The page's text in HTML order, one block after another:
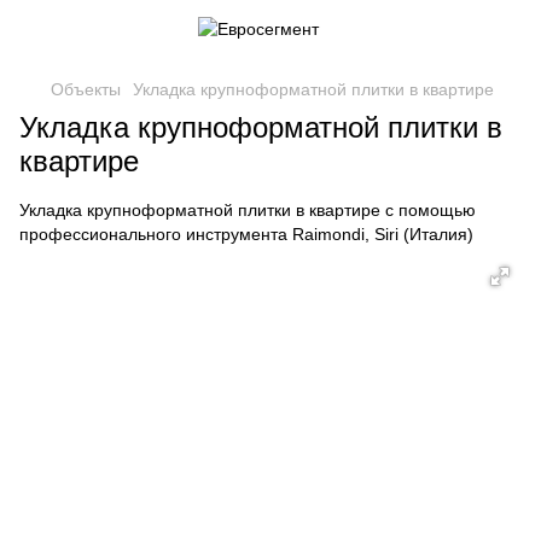
Объекты Укладка крупноформатной плитки в квартире
Укладка крупноформатной плитки в
квартире
Укладка крупноформатной плитки в квартире с помощью
профессионального инструмента Raimondi, Siri (Италия)